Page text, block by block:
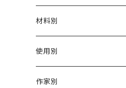
材料別
陶磁器
ガラス
使用別
茶壺 急须 土瓶
作家別